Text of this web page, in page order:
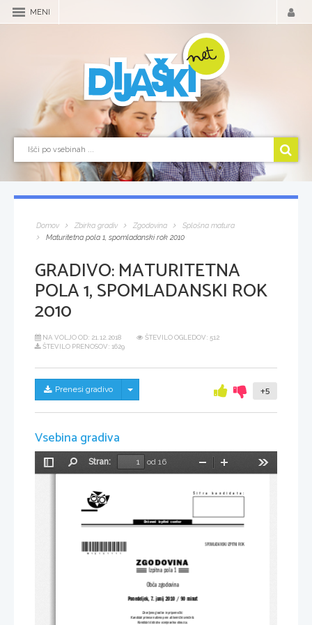
MENI
Domov Zbirka gradiv Zgodovina
Splošna matura
Maturitetna pola 1, spomladanski rok 2010
GRADIVO:MATURITETNA
POLA 1, SPOMLADANSKI ROK
2010
NA VOLJO OD: 21.12.2018
ŠTEVILO OGLEDOV: 512
ŠTEVILO PRENOSOV: 1629
Prenesi gradivo Skrij/prikaži meni +5
Vsebina gradiva
Preklopi
Stran:
od 16
Pomanjšaj
Izpitna pola 1
Dovoljeno gradivo in pripomočki:
Kandidat prinese nalivno pero ali kemični svinčnik.
Kandidat dobi dva ocenjevalna obrazca.
ZGODOVINA
SPOMLADANSKI IZPITNI ROK
Ponedeljek, 7. junij 2010 / 90 minut
Državni  izpitni  center
Šifra  kandidata:
Obča zgodovina